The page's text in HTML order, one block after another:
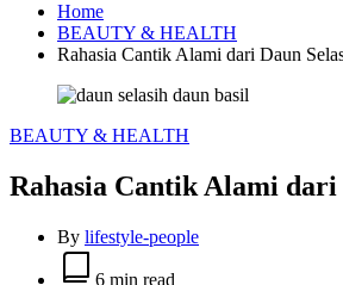
Home
BEAUTY & HEALTH
Rahasia Cantik Alami dari Daun
Categories
BEAUTY & HEALTH
Rahasia Cantik Alami
By lifestyle-people
Estimated
read 6 min read